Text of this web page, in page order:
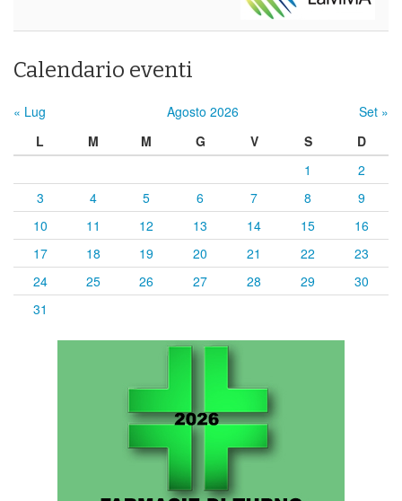
Calendario eventi
« Lug Agosto 2026
Set »
L
M M G V S
D
1
2
3
4 5 6 7 8
9
10
11 12 13 14 15
16
17
18 19 20 21 22
23
24
25 26 27 28 29
30
31